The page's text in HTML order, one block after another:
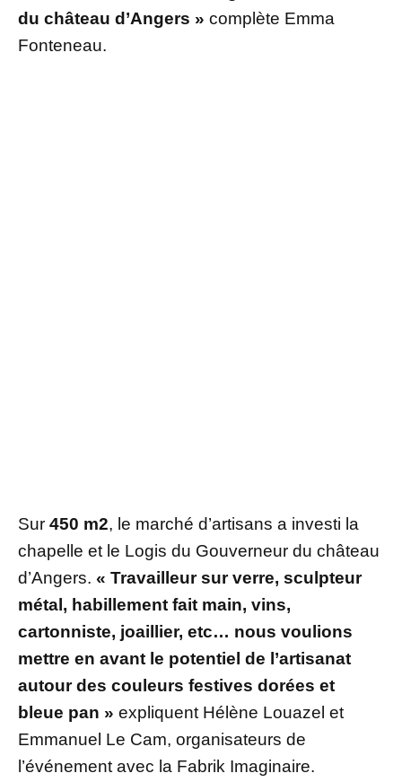
du château d’Angers » complète Emma
Fonteneau.
Sur 450 m2, le marché d’artisans a investi la
chapelle et le Logis du Gouverneur du château
d’Angers. « Travailleur sur verre, sculpteur
métal, habillement fait main, vins,
cartonniste, joaillier, etc… nous voulions
mettre en avant le potentiel de l’artisanat
autour des couleurs festives dorées et
bleue pan » expliquent Hélène Louazel et
Emmanuel Le Cam, organisateurs de
l’événement avec la Fabrik Imaginaire.